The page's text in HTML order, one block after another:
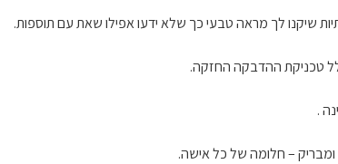
שיקנו לך מראה טבעי כך שלא ידעו אפילו שאת עם תוספות.
טכניקת ההדבקה החזקה.
.
– חלומה של כל אישה.